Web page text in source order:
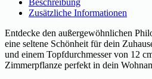
Zusätzliche Informationen
Entdecke den außergewöhnlichen
eine seltene Schönheit für dein
und einem Topfdurchmesser von 12
Zimmerpflanze perfekt in dein